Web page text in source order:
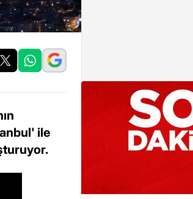
ile